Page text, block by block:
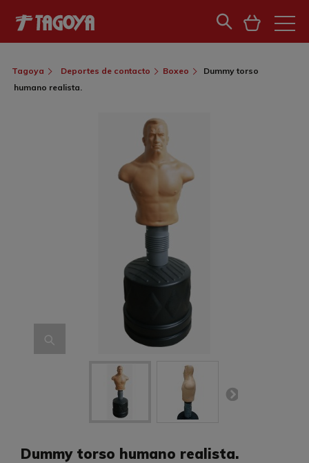
Tagoya Deportes de contacto Boxeo
Dummy torso
humano realista.
Dummy torso humano realista.